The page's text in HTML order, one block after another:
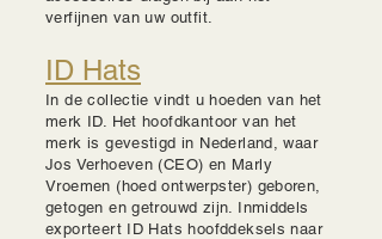
verfijnen van uw outfit.
ID Hats
In de collectie vindt u hoeden van het
merk ID. Het hoofdkantoor van het
merk is gevestigd in Nederland, waar
Jos Verhoeven (CEO) en Marly
Vroemen (hoed ontwerpster) geboren,
getogen en getrouwd zijn. Inmiddels
exporteert ID Hats hoofddeksels naar